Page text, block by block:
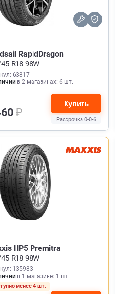
RapidDragon
R18 98W
63817
в 2 магазинах: 6 шт.
₽
Купить
Рассрочка 0-0-6
HP5 Premitra
R18 98W
135983
в 1 магазине: 1 шт.
менее 4 шт.